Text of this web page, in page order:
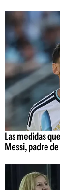
Las medidas
Messi, padre